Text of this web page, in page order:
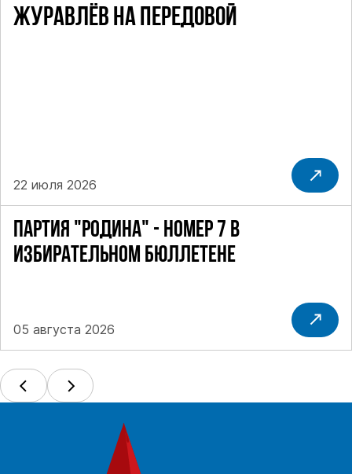
ПАРТИЯ "РОДИНА" - НОМЕР 7 В
ИЗБИРАТЕЛЬНОМ БЮЛЛЕТЕНЕ
05 августа 2026
ЖУРАВЛЁВ НА ПЕРЕДОВОЙ
22 июля 2026